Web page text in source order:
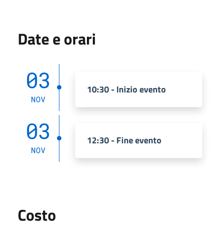
Date e orari
03
NOV
10:30 - Inizio evento
03
NOV
12:30 - Fine evento
Costo